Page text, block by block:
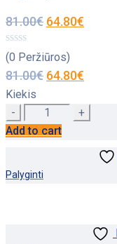
81.00€ 64.80€
(0 Peržiūros)
81.00€ 64.80€
Kiekis
Quantity
Add to cart
Palyginti